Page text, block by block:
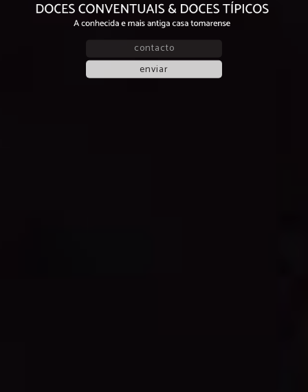
enviar